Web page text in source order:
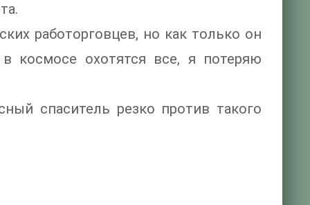
работорговцев, но как только он
космосе охотятся все, я потеряю
спаситель резко против такого